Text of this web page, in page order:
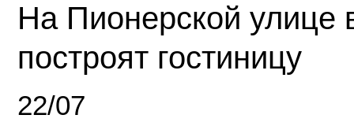
На Пионерской улице
построят гостиницу
22/07